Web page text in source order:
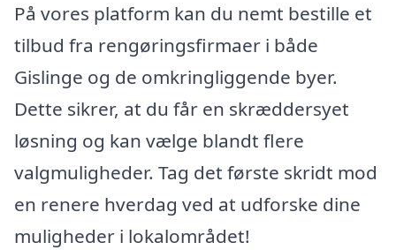
På vores platform kan du nemt bestille et
tilbud fra rengøringsfirmaer i både
Gislinge og de omkringliggende byer.
Dette sikrer, at du får en skræddersyet
løsning og kan vælge blandt flere
valgmuligheder. Tag det første skridt mod
en renere hverdag ved at udforske dine
muligheder i lokalområdet!